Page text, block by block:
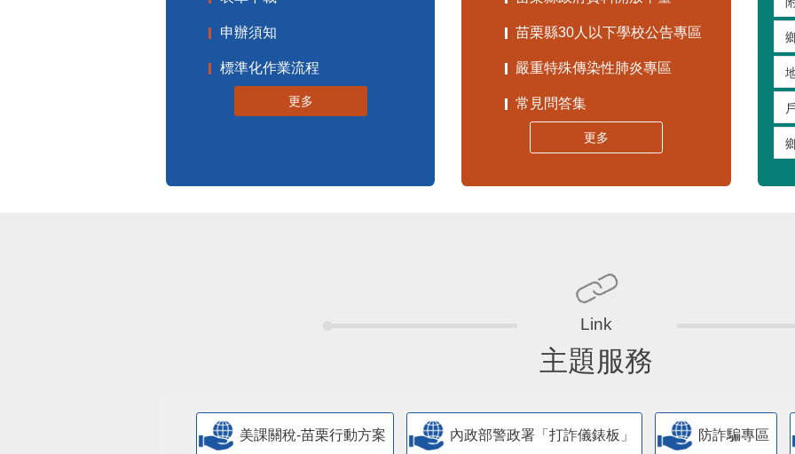
申辦須知
標準化作業流程
更多
苗栗縣30人以下學校公告專區
嚴重特殊傳染性肺炎專區
常見問答集
更多
主題服務
美課關稅-苗栗行動方案 內政部警政署「打詐儀錶板」 防詐騙專區